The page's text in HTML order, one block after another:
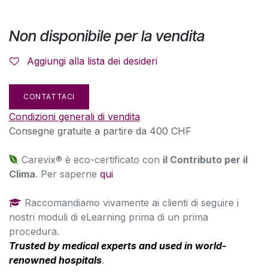
Non disponibile per la vendita
Aggiungi alla lista dei desideri
CONTATTACI
Condizioni generali di vendita
Consegne gratuite a partire da 400 CHF
Carevix® è eco-certificato con il Contributo per il
Clima. Per saperne qui
Raccomandiamo vivamente ai clienti di seguire i
nostri moduli di eLearning prima di un prima
procedura.
Trusted by medical experts and used in world-
renowned hospitals.